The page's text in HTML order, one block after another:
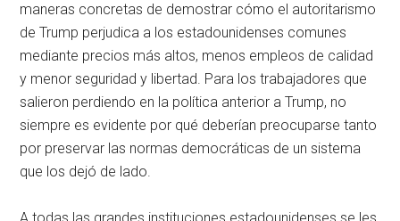
maneras concretas de demostrar cómo el autoritarismo
de Trump perjudica a los estadounidenses comunes
mediante precios más altos, menos empleos de calidad
y menor seguridad y libertad. Para los trabajadores que
salieron perdiendo en la política anterior a Trump, no
siempre es evidente por qué deberían preocuparse tanto
por preservar las normas democráticas de un sistema
que los dejó de lado.